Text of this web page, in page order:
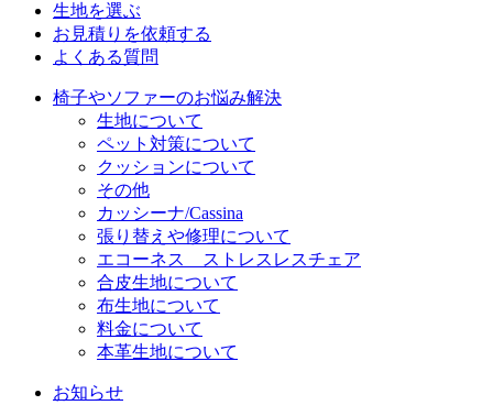
生地を選ぶ
お見積りを依頼する
よくある質問
椅子やソファーのお悩み解決
生地について
ペット対策について
クッションについて
その他
カッシーナ/Cassina
張り替えや修理について
エコーネス ストレスレスチェア
合皮生地について
布生地について
料金について
本革生地について
お知らせ